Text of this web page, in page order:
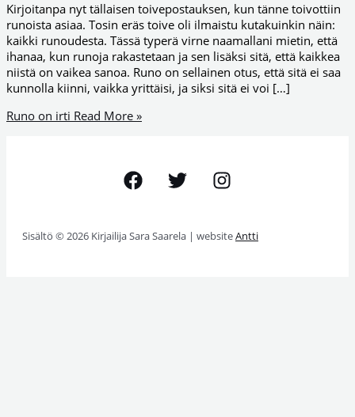
Kirjoitanpa nyt tällaisen toivepostauksen, kun tänne toivottiin
runoista asiaa. Tosin eräs toive oli ilmaistu kutakuinkin näin:
kaikki runoudesta. Tässä typerä virne naamallani mietin, että
ihanaa, kun runoja rakastetaan ja sen lisäksi sitä, että kaikkea
niistä on vaikea sanoa. Runo on sellainen otus, että sitä ei saa
kunnolla kiinni, vaikka yrittäisi, ja siksi sitä ei voi […]
Runo on irti Read More »
Sisältö © 2026 Kirjailija Sara Saarela | websiteAntti